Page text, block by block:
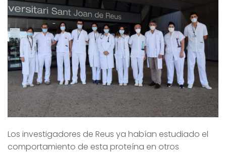
Los investigadores de Reus ya habían estudiado el
comportamiento de esta proteína en otros